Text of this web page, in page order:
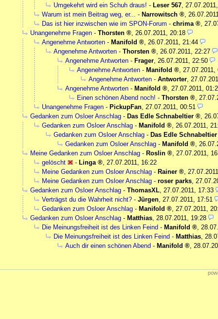
Umgekehrt wird ein Schuh draus! - Leser 567
Warum ist mein Beitrag weg, er...
- Narrowitsch
Das ist hier inzwischen wie im SPON-Forum - chrima
Unangenehme Fragen - Thorsten
26.07.2011, 20:18
Angenehme Antworten - Manifold
26.07.2011, 21:44
Angenehme Antworten - Thorsten
26.07.2011, 22:27
Angenehme Antworten - Frager 26.07.2011, 22:50
Angenehme Antworten - Manifold
27.07.2011,
Angenehme Antworten - Antworter
Angenehme Antworten - Manifold
27.07.2011,
Einen schönen Abend noch! - Thorsten
Unangenehme Fragen - PickupFan 27.07.2011, 00:51
Gedanken zum Osloer Anschlag - Das Edle Schnabeltier
Gedanken zum Osloer Anschlag - Manifold
26.07.2011,
Gedanken zum Osloer Anschlag - Das Edle Schnabeltier
Gedanken zum Osloer Anschlag - Manifold
Meine Gedanken zum Osloer Anschlag - Roslin
27.07.2011,
gelöscht
- Linga
27.07.2011, 16:22
Meine Gedanken zum Osloer Anschlag - Rainer
Meine Gedanken zum Osloer Anschlag - roser parks
Gedanken zum Osloer Anschlag - ThomasXL 27.07.2011, 17:33
Verträgst du die Wahrheit nicht? - Jürgen 27.07.2011, 17:51
Gedanken zum Osloer Anschlag - Manifold
27.07.2011,
Gedanken zum Osloer Anschlag - Matthias 28.07.2011, 19:28
Die Meinungsfreiheit ist des Linken Feind - Manifold
Die Meinungsfreiheit ist des Linken Feind - Matthias
Auch dir einen schönen Abend - Manifold